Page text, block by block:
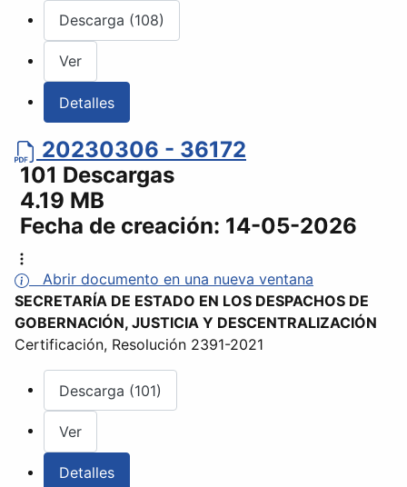
Descarga (108)
Ver
Detalles
20230306 - 36172
101 Descargas
4.19 MB
Fecha de creación: 14-05-2026
Abrir documento en una nueva ventana
SECRETARÍA DE ESTADO EN LOS DESPACHOS DE
GOBERNACIÓN, JUSTICIA Y DESCENTRALIZACIÓN
Certificación, Resolución 2391-2021
Descarga (101)
Ver
Detalles